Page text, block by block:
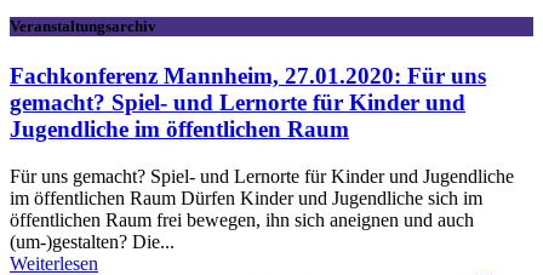
Veranstaltungsarchiv
Fachkonferenz Mannheim, 27.01.2020: Für uns
gemacht? Spiel- und Lernorte für Kinder und
Jugendliche im öffentlichen Raum
Für uns gemacht? Spiel- und Lernorte für Kinder und Jugendliche
im öffentlichen Raum Dürfen Kinder und Jugendliche sich im
öffentlichen Raum frei bewegen, ihn sich aneignen und auch
(um-)gestalten? Die...
Weiterlesen